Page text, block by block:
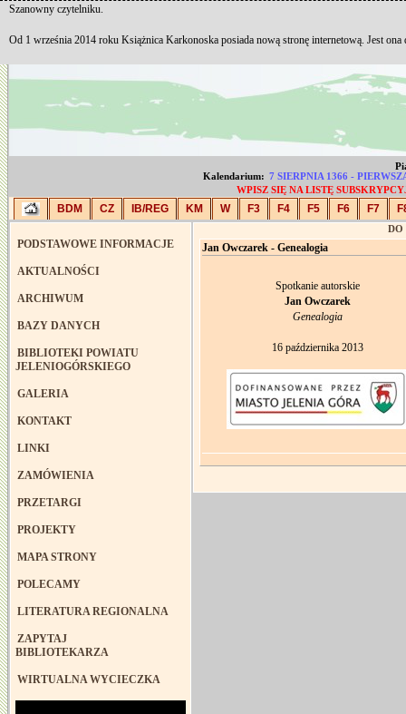
Kalendarium: 7 SIERPNIA 1366 -
WPISZ SIĘ NA LISTĘ
BDM CZ IB/REG KM W F3 F4 F5 F6 F7
PODSTAWOWE INFORMACJE
AKTUALNOŚCI
ARCHIWUM
BAZY DANYCH
BIBLIOTEKI POWIATU
JELENIOGÓRSKIEGO
GALERIA
KONTAKT
LINKI
ZAMÓWIENIA
PRZETARGI
PROJEKTY
MAPA STRONY
POLECAMY
LITERATURA REGIONALNA
ZAPYTAJ
BIBLIOTEKARZA
WIRTUALNA WYCIECZKA
DO
Jan Owczarek - Genealogia
Spotkanie autorskie
Jan Owczarek
Genealogia
16 października 2013
Szanowny czytelniku.
Od 1 września 2014 roku Książnica Karkonoska posiada nową stronę internetową. Jest ona